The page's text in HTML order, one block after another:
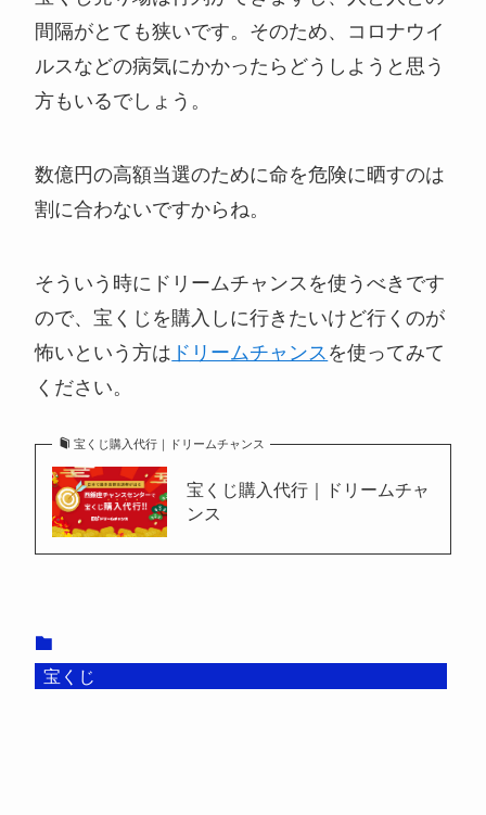
間隔がとても狭いです。そのため、コロナウイ
ルスなどの病気にかかったらどうしようと思う
方もいるでしょう。
数億円の高額当選のために命を危険に晒すのは
割に合わないですからね。
そういう時にドリームチャンスを使うべきです
ので、宝くじを購入しに行きたいけど行くのが
怖いという方は ドリームチャンス を使ってみて
ください。
宝くじ購入代行｜ドリームチャンス
宝くじ購入代行｜ドリームチャ
ンス
宝くじ